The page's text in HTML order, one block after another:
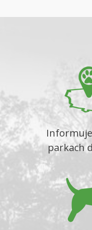
parkach